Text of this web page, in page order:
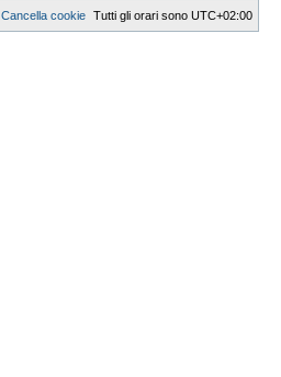
Tutti gli orari sono UTC+02:00
Cancella cookie